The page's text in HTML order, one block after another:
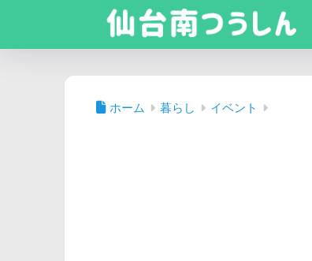
ホーム 暮らし イベント